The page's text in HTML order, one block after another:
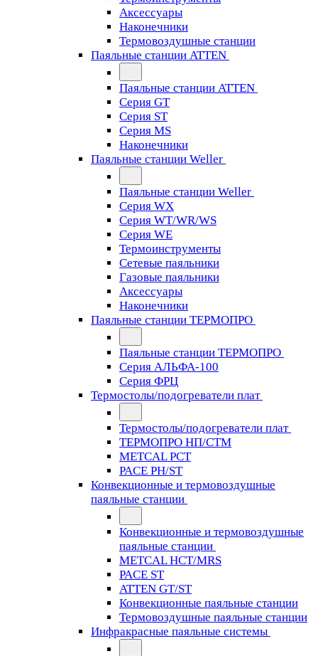
Аксессуары
Наконечники
Термовоздушные станции
Паяльные станции ATTEN
Паяльные станции ATTEN
Серия GT
Серия ST
Серия MS
Наконечники
Паяльные станции Weller
Паяльные станции Weller
Серия WX
Серия WT/WR/WS
Серия WE
Термоинструменты
Сетевые паяльники
Газовые паяльники
Аксессуары
Наконечники
Паяльные станции ТЕРМОПРО
Паяльные станции ТЕРМОПРО
Серия АЛЬФА-100
Серия ФРЦ
Термостолы/подогреватели плат
Термостолы/подогреватели плат
ТЕРМОПРО НП/СТМ
METCAL PCT
PACE PH/ST
Конвекционные и термовоздушные
паяльные станции
Конвекционные и термовоздушные
паяльные станции
METCAL HCT/MRS
PACE ST
ATTEN GT/ST
Конвекционные паяльные станции
Термовоздушные паяльные станции
Инфракрасные паяльные системы